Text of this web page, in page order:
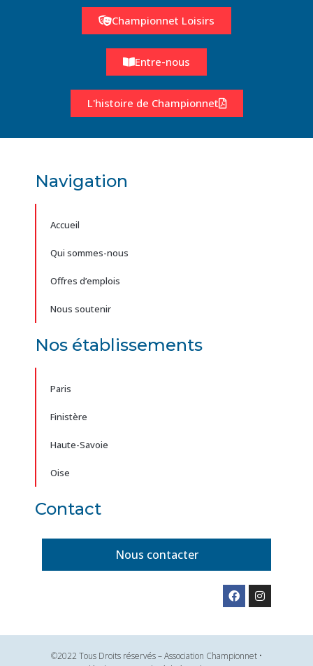
Championnet Loisirs
Entre-nous
L'histoire de Championnet
Navigation
Accueil
Qui sommes-nous
Offres d’emplois
Nous soutenir
Nos établissements
Paris
Finistère
Haute-Savoie
Oise
Contact
Nous contacter
©2022 Tous Droits réservés – Association Championnet •